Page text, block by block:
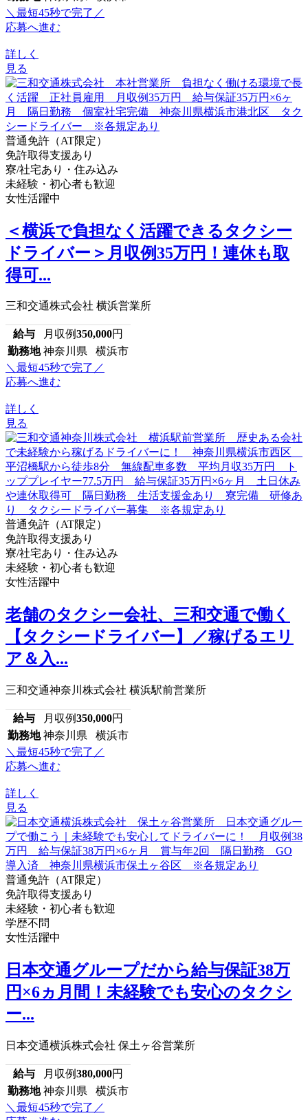
＼最短45秒で完了／
応募へ進む
詳しく
見る
普通免許（AT限定）
免許取得支援あり
寮/社宅あり・住み込み
未経験・初心者も歓迎
女性活躍中
＜横浜で負担なく活躍できるタクシー
ドライバー＞月収例35万円！連休も取
得可...
三和交通株式会社 横浜営業所
給与 月収例350,000円
勤務地 神奈川県 横浜市
＼最短45秒で完了／
応募へ進む
詳しく
見る
普通免許（AT限定）
免許取得支援あり
寮/社宅あり・住み込み
未経験・初心者も歓迎
女性活躍中
老舗のタクシー会社、三和交通で働く
【タクシードライバー】／稼げるエリ
ア＆入...
三和交通神奈川株式会社 横浜駅前営業所
給与 月収例350,000円
勤務地 神奈川県 横浜市
＼最短45秒で完了／
応募へ進む
詳しく
見る
普通免許（AT限定）
免許取得支援あり
未経験・初心者も歓迎
学歴不問
女性活躍中
日本交通グループだから給与保証38万
円×6ヵ月間！未経験でも安心のタクシ
ー...
日本交通横浜株式会社 保土ヶ谷営業所
給与 月収例380,000円
勤務地 神奈川県 横浜市
＼最短45秒で完了／